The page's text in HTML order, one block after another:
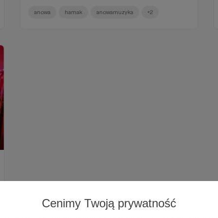
Cenimy Twoją prywatność
anowa hamak anowamuzyka +2